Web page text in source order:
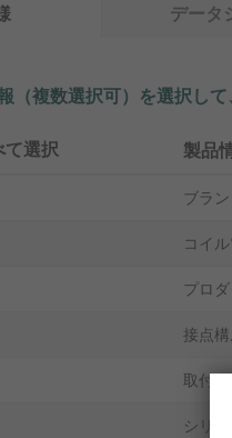
データ
（複数選択可）を選択して
て選択 製品
ブラン
コイ
プロ
接点
取付
シリー